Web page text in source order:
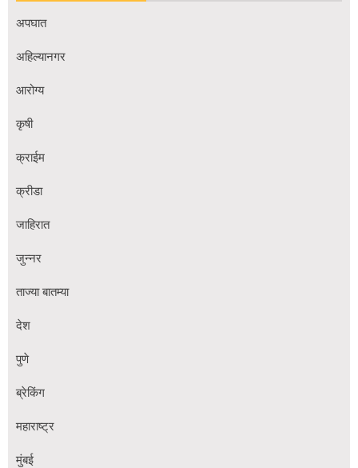
अपघात
अहिल्यानगर
आरोग्य
कृषी
क्राईम
क्रीडा
जाहिरात
जुन्नर
ताज्या बातम्या
देश
पुणे
ब्रेकिंग
महाराष्ट्र
मुंबई